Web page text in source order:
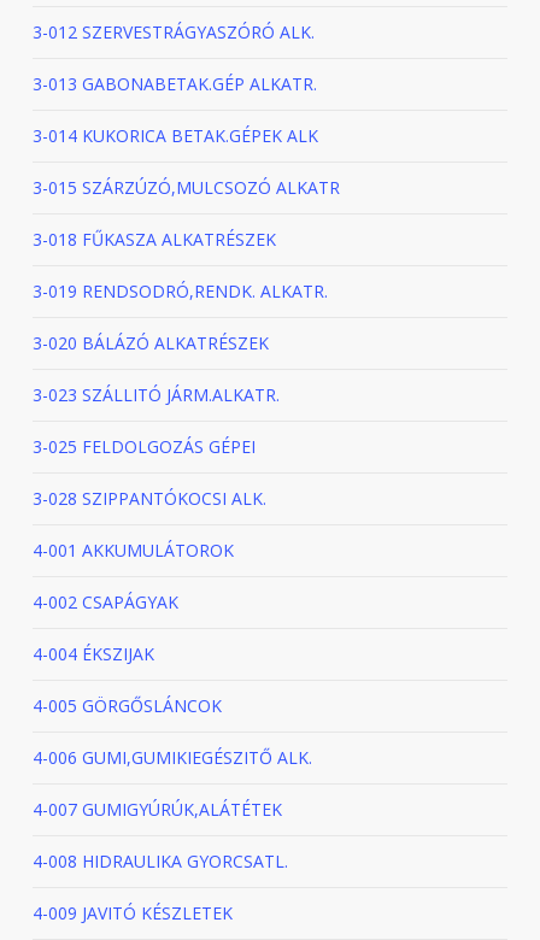
3-012 SZERVESTRÁGYASZÓRÓ ALK.
3-013 GABONABETAK.GÉP ALKATR.
3-014 KUKORICA BETAK.GÉPEK ALK
3-015 SZÁRZÚZÓ,MULCSOZÓ ALKATR
3-018 FŰKASZA ALKATRÉSZEK
3-019 RENDSODRÓ,RENDK. ALKATR.
3-020 BÁLÁZÓ ALKATRÉSZEK
3-023 SZÁLLITÓ JÁRM.ALKATR.
3-025 FELDOLGOZÁS GÉPEI
3-028 SZIPPANTÓKOCSI ALK.
4-001 AKKUMULÁTOROK
4-002 CSAPÁGYAK
4-004 ÉKSZIJAK
4-005 GÖRGŐSLÁNCOK
4-006 GUMI,GUMIKIEGÉSZITŐ ALK.
4-007 GUMIGYÚRÚK,ALÁTÉTEK
4-008 HIDRAULIKA GYORCSATL.
4-009 JAVITÓ KÉSZLETEK